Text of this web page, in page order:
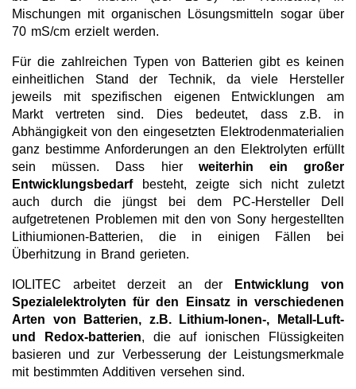
Team
Investor Relations
Karriere
Kontakt
Mischungen mit organischen Lösungsmitteln sogar über
70 mS/cm erzielt werden.
Für die zahlreichen Typen von Batterien gibt es keinen
einheitlichen Stand der Technik, da viele Hersteller
jeweils mit spezifischen eigenen Entwicklungen am
Markt vertreten sind. Dies bedeutet, dass z.B. in
Abhängigkeit von den eingesetzten Elektrodenmaterialien
ganz bestimme Anforderungen an den Elektrolyten erfüllt
sein müssen. Dass hier weiterhin ein großer
Entwicklungsbedarfbesteht, zeigte sich nicht zuletzt
auch durch die jüngst bei dem PC-Hersteller Dell
aufgetretenen Problemen mit den von Sony hergestellten
Lithiumionen-Batterien, die in einigen Fällen bei
Überhitzung in Brand gerieten.
IOLITEC arbeitet derzeit an der
Entwicklung von
Spezialelektrolyten für den Einsatz in verschiedenen
Arten von Batterien, z.B. Lithium-Ionen-, Metall-Luft-
und Redox-batterien, die auf ionischen Flüssigkeiten
basieren und zur Verbesserung der Leistungsmerkmale
mit bestimmten Additiven versehen sind.